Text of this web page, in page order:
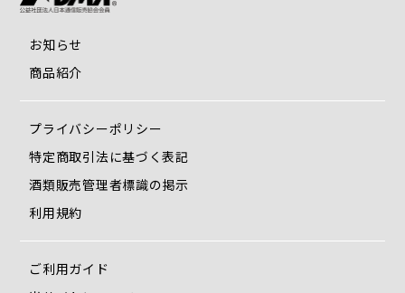
お知らせ
商品紹介
プライバシーポリシー
特定商取引法に基づく表記
酒類販売管理者標識の掲示
利用規約
ご利用ガイド